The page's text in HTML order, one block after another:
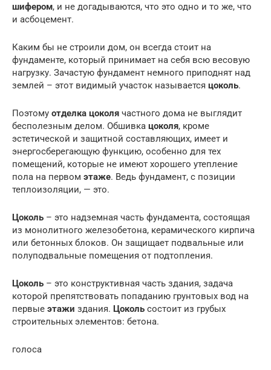
шифером, и не догадываются, что это одно и то же, что
и асбоцемент.
Каким бы не строили дом, он всегда стоит на
фундаменте, который принимает на себя всю весовую
нагрузку. Зачастую фундамент немного приподнят над
землей – этот видимый участок называется цоколь.
Поэтому отделка цоколя частного дома не выглядит
бесполезным делом. Обшивка цоколя, кроме
эстетической и защитной составляющих, имеет и
энергосберегающую функцию, особенно для тех
помещений, которые не имеют хорошего утепление
пола на первом этаже. Ведь фундамент, с позиции
теплоизоляции, — это.
Цоколь – это надземная часть фундамента, состоящая
из монолитного железобетона, керамического кирпича
или бетонных блоков. Он защищает подвальные или
полуподвальные помещения от подтопления.
Цоколь – это конструктивная часть здания, задача
которой препятствовать попаданию грунтовых вод на
первые этажи здания. Цоколь состоит из грубых
строительных элементов: бетона.
голоса